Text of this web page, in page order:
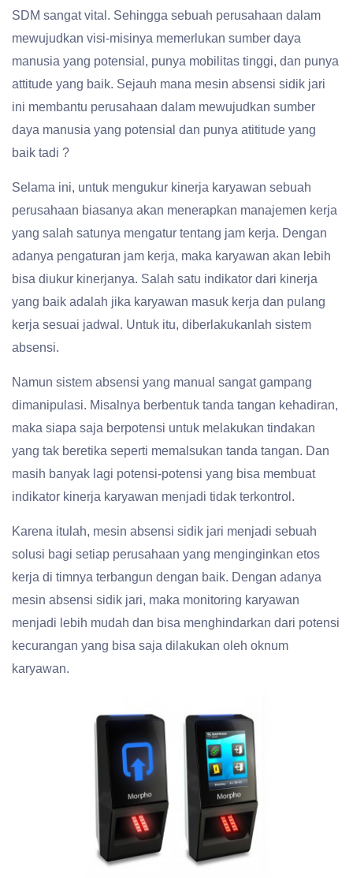
SDM sangat vital. Sehingga sebuah perusahaan dalam
mewujudkan visi-misinya memerlukan sumber daya
manusia yang potensial, punya mobilitas tinggi, dan punya
attitude yang baik. Sejauh mana mesin absensi sidik jari
ini membantu perusahaan dalam mewujudkan sumber
daya manusia yang potensial dan punya atititude yang
baik tadi ?
Selama ini, untuk mengukur kinerja karyawan sebuah
perusahaan biasanya akan menerapkan manajemen kerja
yang salah satunya mengatur tentang jam kerja. Dengan
adanya pengaturan jam kerja, maka karyawan akan lebih
bisa diukur kinerjanya. Salah satu indikator dari kinerja
yang baik adalah jika karyawan masuk kerja dan pulang
kerja sesuai jadwal. Untuk itu, diberlakukanlah sistem
absensi.
Namun sistem absensi yang manual sangat gampang
dimanipulasi. Misalnya berbentuk tanda tangan kehadiran,
maka siapa saja berpotensi untuk melakukan tindakan
yang tak beretika seperti memalsukan tanda tangan. Dan
masih banyak lagi potensi-potensi yang bisa membuat
indikator kinerja karyawan menjadi tidak terkontrol.
Karena itulah, mesin absensi sidik jari menjadi sebuah
solusi bagi setiap perusahaan yang menginginkan etos
kerja di timnya terbangun dengan baik. Dengan adanya
mesin absensi sidik jari, maka monitoring karyawan
menjadi lebih mudah dan bisa menghindarkan dari potensi
kecurangan yang bisa saja dilakukan oleh oknum
karyawan.